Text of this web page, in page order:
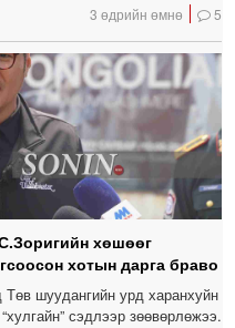
3 өдрийн өмнө 5
хөшөөг
хотын дарга браво
шуудангийн урд харанхуйн
сэдлээр зөөвөрлөжээ.